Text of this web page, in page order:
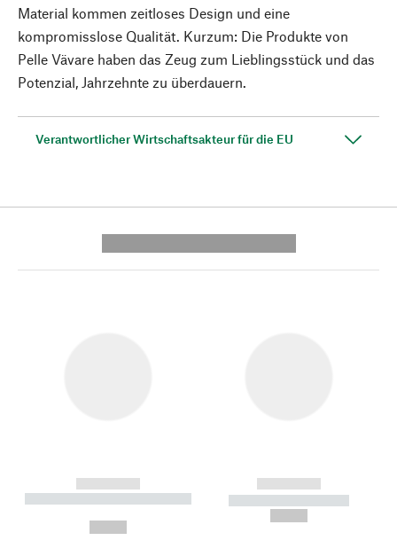
Material kommen zeitloses Design und eine
kompromisslose Qualität. Kurzum: Die Produkte von
Pelle Vävare haben das Zeug zum Lieblingsstück und das
Potenzial, Jahrzehnte zu überdauern.
Verantwortlicher Wirtschaftsakteur für die EU
------------
----------- ----------- --------
------------
----------- -----------